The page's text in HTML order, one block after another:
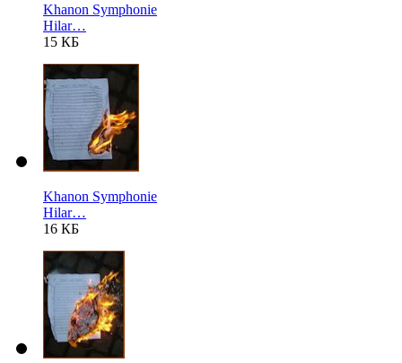
Khanon Symphonie
Hilar…
15 КБ
Khanon Symphonie
Hilar…
16 КБ